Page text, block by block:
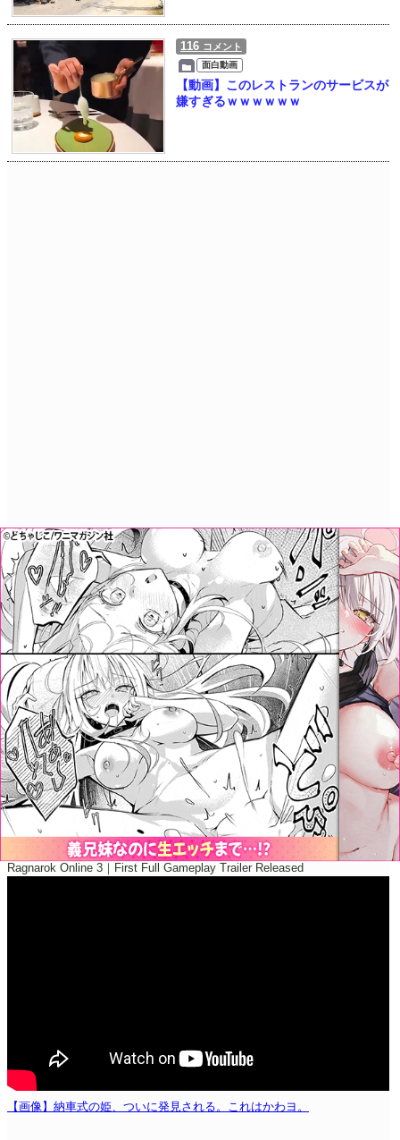
116 コメント
面白動画
【動画】このレストランのサービスが
嫌すぎるｗｗｗｗｗｗ
Ragnarok Online 3｜First Full Gameplay Trailer Released
【画像】納車式の姫、ついに発見される。これはかわヨ。